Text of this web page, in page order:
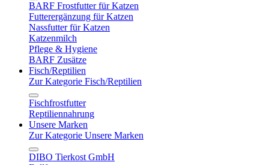
BARF Frostfutter für Katzen
Futterergänzung für Katzen
Nassfutter für Katzen
Katzenmilch
Pflege & Hygiene
BARF Zusätze
Fisch/Reptilien
Zur Kategorie Fisch/Reptilien
Fischfrostfutter
Reptiliennahrung
Unsere Marken
Zur Kategorie Unsere Marken
DIBO Tierkost GmbH